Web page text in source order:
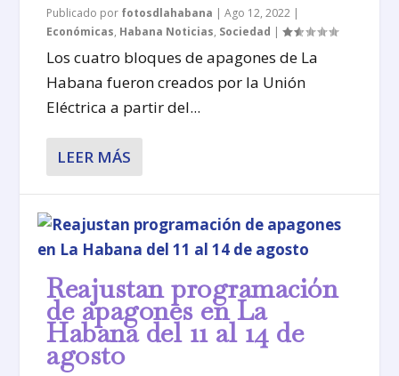
Publicado por fotosdlahabana |Ago 12, 2022 |
Económicas, Habana Noticias, Sociedad |
Los cuatro bloques de apagones de La
Habana fueron creados por la Unión
Eléctrica a partir del...
LEER MÁS
Reajustan programación
de apagones en La
Habana del 11 al 14 de
agosto